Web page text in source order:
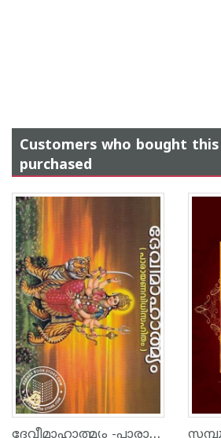
Customers who bought
purchased